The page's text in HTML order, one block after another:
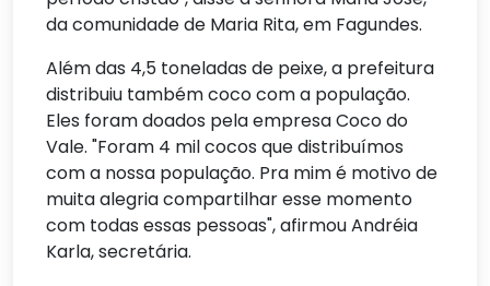
da comunidade de Maria Rita, em Fagundes.
Além das 4,5 toneladas de peixe, a prefeitura
distribuiu também coco com a população.
Eles foram doados pela empresa Coco do
Vale. "Foram 4 mil cocos que distribuímos
com a nossa população. Pra mim é motivo de
muita alegria compartilhar esse momento
com todas essas pessoas", afirmou Andréia
Karla, secretária.